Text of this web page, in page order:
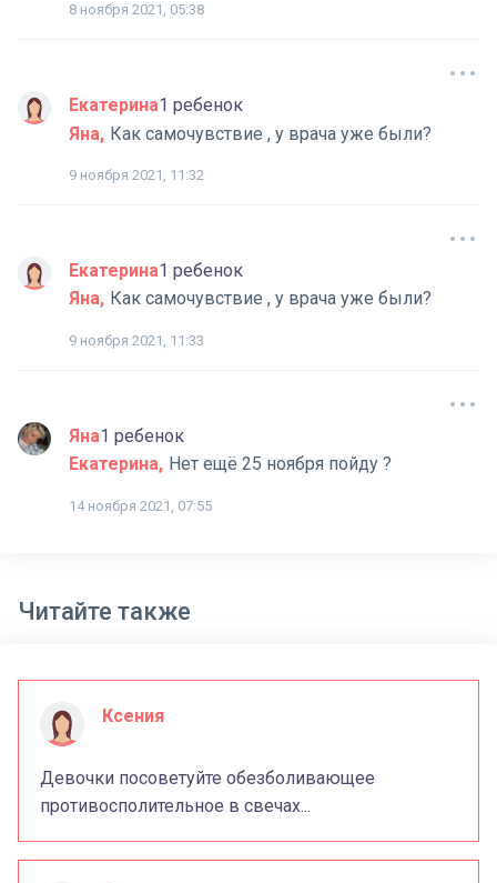
8 ноября 2021, 05:38
Екатерина1 ребенок
Яна Как самочувствие , у врача уже были?
9 ноября 2021, 11:32
Екатерина1 ребенок
Яна
Как самочувствие , у врача уже были?
9 ноября 2021, 11:33
Яна1 ребенок
Екатерина
Нет ещё 25 ноября пойду ?
14 ноября 2021, 07:55
Читайте также
Ксения
Девочки посоветуйте обезболивающее
противосполительное в свечах...